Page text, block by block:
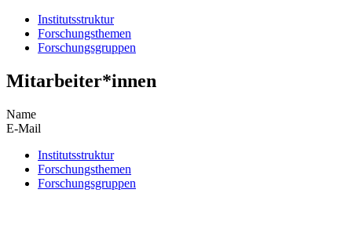
Institutsstruktur
Forschungsthemen
Forschungsgruppen
Mitarbeiter*innen
Name
E-Mail
Institutsstruktur
Forschungsthemen
Forschungsgruppen